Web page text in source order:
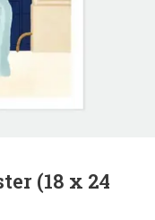
(18 x 24